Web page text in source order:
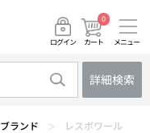
ログイン カート
0
メニュー
詳細検索
ブランド ＞ レスポワール